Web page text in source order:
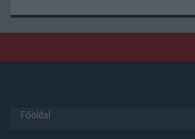
Főoldal